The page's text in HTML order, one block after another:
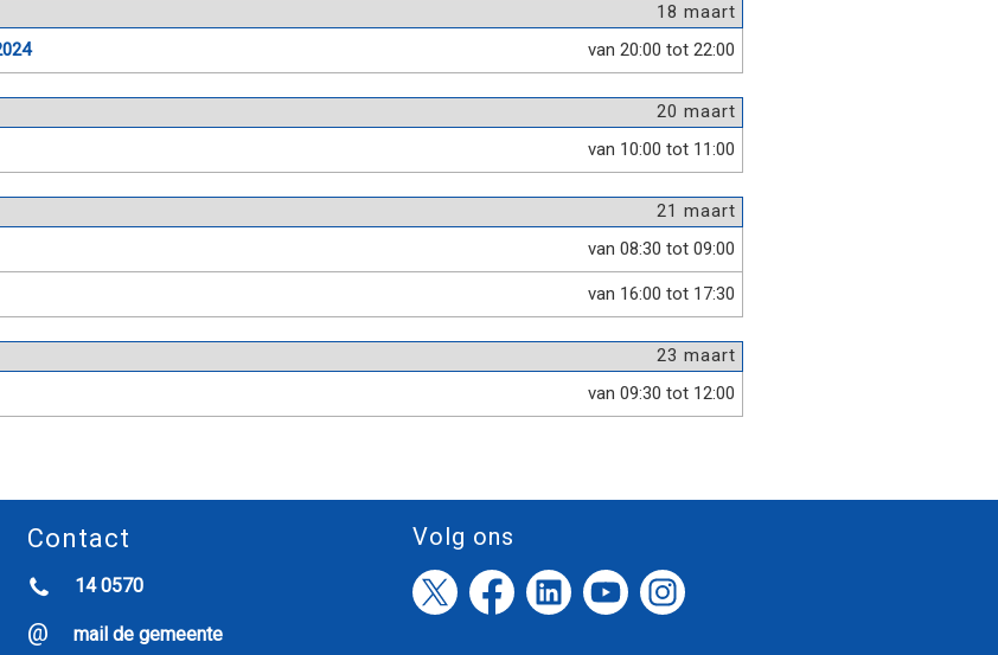
18 maart
van 20:00 tot 22:00
20 maart
van 10:00 tot 11:00
21 maart
van 08:30 tot 09:00
van 16:00 tot 17:30
23 maart
van 09:30 tot 12:00
Contact
14 0570
mail de gemeente
Volg ons